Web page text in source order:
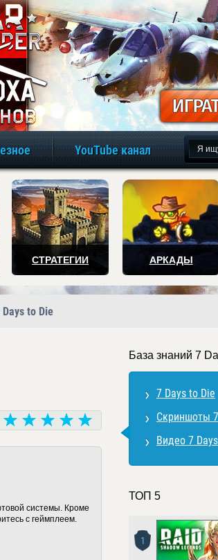
игры онлайн бесплатно
YouTube канал
СТРАТЕГИИ АРКАДЫ
to Die
системы. Кроме
с геймплеем.
База знаний 7
7 Days to Die
Скриншоты
Видео 7
ТОП 5
1